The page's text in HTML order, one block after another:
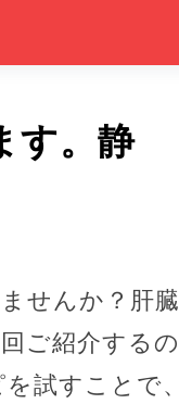
す。静
せんか？肝臓
ご紹介するの
試すことで、